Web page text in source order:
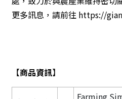
更多訊息，請前往 https://
【商品資訊】
Farming